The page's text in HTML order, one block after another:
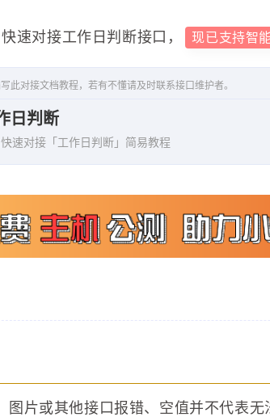
速对接工作日判断接口， 现已支持智
此对接文档教程，若有不懂请及时联系接口维护者。
日判断
速对接「工作日判断」简易教程
图片或其他接口报错、空值并不代表